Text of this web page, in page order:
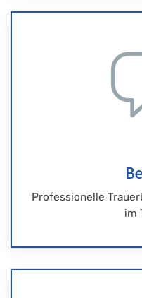
Professionelle
im